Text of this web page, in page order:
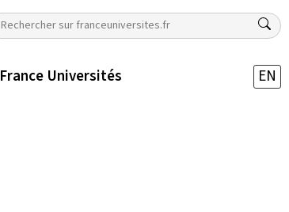
France Universités EN